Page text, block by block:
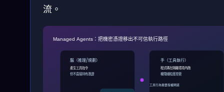
流。
Managed Agents：把機密憑證移出不可信執行路徑
腦（推理/規劃）
產生工具指令
但不直接持有憑證
手（工具執行）
程式碼在隔離環境內跑
權限細粒度控管
工具行為需要授權閘道